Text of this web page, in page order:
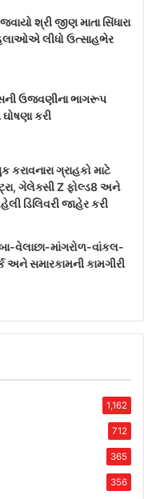
શ્રી જીણ માતા સિંધારા
લીધો ઉત્સાહભેર
ઉજવણીના ભાગરૂપ
કરી
ગ્રાહકો માટે
ગેલેક્સી Z ફોલ્ડ8 અને
ડિલિવરી જાહેર કરી
વેલાછા-માંગરોળ-વાંકલ-
અને સમારકામની કામગીરી
1,162
712
365
356